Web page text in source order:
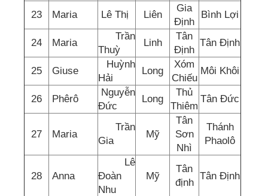
23 Maria Lê Thị Liên
Gia
Định
Bình Lợi
24 Maria
Trần
Thuỳ
Linh
Tân
Định
Tân Định
25 Giuse
Huỳnh
Hải
Long
Xóm
Chiếu
Môi Khôi
26 Phêrô
Nguyễn
Đức
Long
Thủ
Thiêm
Tân Đức
27 Maria
Trần
Gia
Mỹ
Tân
Sơn
Nhì
Thánh
Phaolô
28 Anna
Lê
Đoàn
Nhu
Mỹ
Tân
định
Tân Định